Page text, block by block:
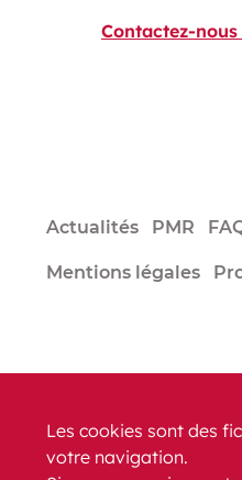
Contactez-nous
Actualités PMR
Mentions légales
Les cookies sont des
votre navigation.